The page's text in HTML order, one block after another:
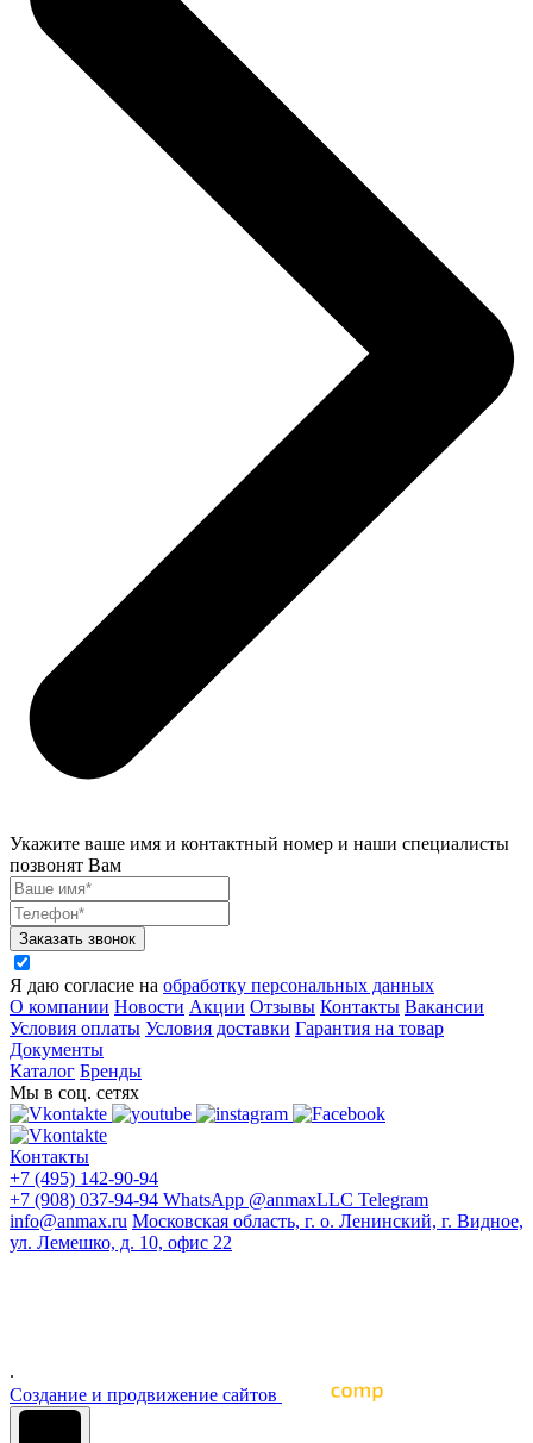
Укажите ваше имя и контактный номер и наши специалисты
позвонят Вам
Заказать звонок
Я даю согласие на обработку персональных данных
О компании Новости Акции Отзывы Контакты Вакансии
Условия оплаты Условия доставки Гарантия на товар
Документы
Каталог Бренды
Мы в соц. сетях
Контакты
+7 (495) 142-90-94
+7 (908) 037-94-94 WhatsApp @anmaxLLC Telegram
info@anmax.ru Московская область, г. о. Ленинский, г. Видное,
ул. Лемешко, д. 10, офис 22
.
Cоздание и продвижение сайтов